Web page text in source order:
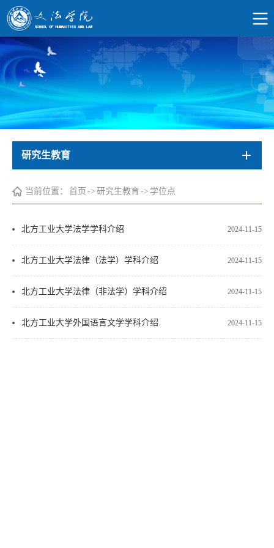
研究生教育
当前位置： 首页 -> 研究生教育 -> 学位点
2024-11-15
北方工业大学法学学科介绍
2024-11-15
北方工业大学法律（法学）学科介绍
2024-11-15
北方工业大学法律（非法学）学科介绍
2024-11-15
北方工业大学外国语言文学学科介绍